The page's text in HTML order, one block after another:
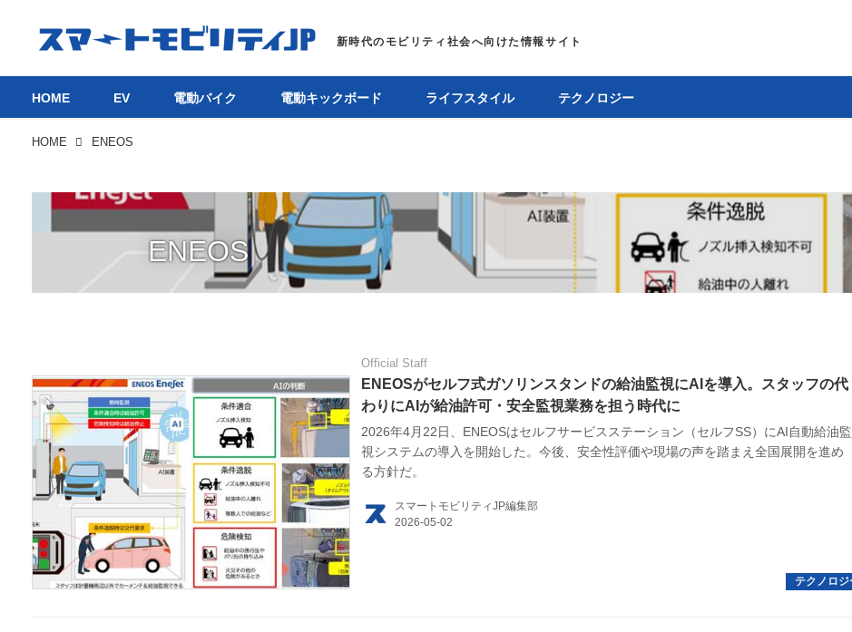
HOME
EV
HOME EV 電動バイク 電動キックボード ライフスタイル テクノロジー
HOME ENEOS
ENEOS
Official Staff
ENEOSがセルフ式ガソリンスタンドの給油監視にAIを導入。スタッフの代
わりにAIが給油許可・安全監視業務を担う時代に
2026年4月22日、ENEOSはセルフサービスステーション（セルフSS）にAI自動給油監
視システムの導入を開始した。今後、安全性評価や現場の声を踏まえ全国展開を進め
る方針だ。
スマートモビリティJP編集部